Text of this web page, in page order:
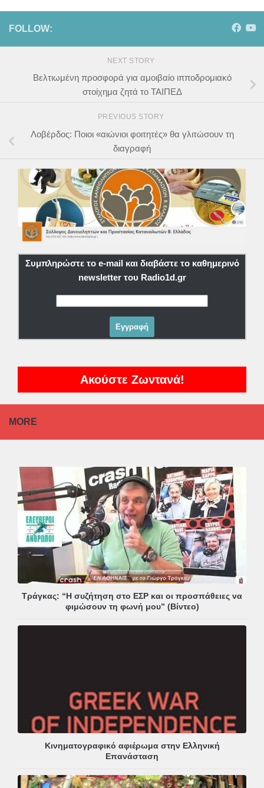
FOLLOW:
NEXT STORY
Βελτιωμένη προσφορά για αμοιβαίο ιπποδρομιακό
στοίχημα ζητά το ΤΑΙΠΕΔ
PREVIOUS STORY
Λοβέρδος: Ποιοι «αιώνιοι φοιτητές» θα γλιτώσουν τη
διαγραφή
Συμπληρώστε το e-mail και διαβάστε το καθημερινό
newsletter του Radio1d.gr
Ακούστε Ζωντανά!
MORE
Τράγκας: “Η συζήτηση στο ΕΣΡ και οι προσπάθειες να
φιμώσουν τη φωνή μου” (Βίντεο)
Κινηματογραφικό αφιέρωμα στην Ελληνική
Επανάσταση